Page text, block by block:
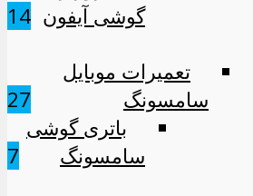
گوشی آیفون 14
تعمیرات موبایل
سامسونگ
27
باتری گوشی
سامسونگ
7